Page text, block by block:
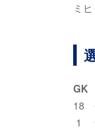
ミ
GK
18
1